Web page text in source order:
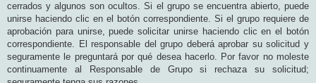
cerrados y algunos son ocultos. Si el grupo se encuentra abierto, puede
unirse haciendo clic en el botón correspondiente. Si el grupo requiere de
aprobación para unirse, puede solicitar unirse haciendo clic en el botón
correspondiente. El responsable del grupo deberá aprobar su solicitud y
seguramente le preguntará por qué desea hacerlo. Por favor no moleste
continuamente al Responsable de Grupo si rechaza su solicitud;